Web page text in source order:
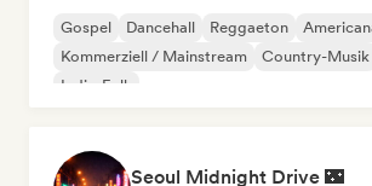
Gospel Dancehall Reggaeton
Kommerziell / Mainstream
Country-Musik
Indie-Folk
Seoul Midnight Drive 🌃